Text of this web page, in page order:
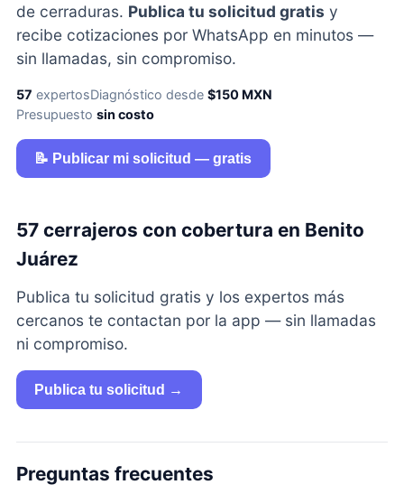
de cerraduras. Publica tu solicitud gratis y
recibe cotizaciones por WhatsApp en minutos —
sin llamadas, sin compromiso.
57 expertosDiagnóstico desde $150 MXN
Presupuesto sin costo
📝 Publicar mi solicitud — gratis
57 cerrajeros con cobertura en Benito
Juárez
Publica tu solicitud gratis y los expertos más
cercanos te contactan por la app — sin llamadas
ni compromiso.
Publica tu solicitud →
Preguntas frecuentes